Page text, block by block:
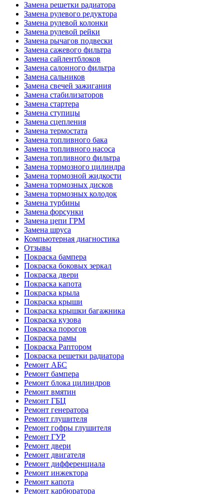
Замена решетки радиатора
Замена рулевого редуктора
Замена рулевой колонки
Замена рулевой рейки
Замена рычагов подвески
Замена сажевого фильтра
Замена сайлентблоков
Замена салонного фильтра
Замена сальников
Замена свечей зажигания
Замена стабилизаторов
Замена стартера
Замена ступицы
Замена сцепления
Замена термостата
Замена топливного бака
Замена топливного насоса
Замена топливного фильтра
Замена тормозного цилиндра
Замена тормозной жидкости
Замена тормозных дисков
Замена тормозных колодок
Замена турбины
Замена форсунки
Замена цепи ГРМ
Замена шруса
Компьютерная диагностика
Отзывы
Покраска бампера
Покраска боковых зеркал
Покраска двери
Покраска капота
Покраска крыла
Покраска крыши
Покраска крышки багажника
Покраска кузова
Покраска порогов
Покраска рамы
Покраска Раптором
Покраска решетки радиатора
Ремонт АБС
Ремонт бампера
Ремонт блока цилиндров
Ремонт вмятин
Ремонт ГБЦ
Ремонт генератора
Ремонт глушителя
Ремонт гофры глушителя
Ремонт ГУР
Ремонт двери
Ремонт двигателя
Ремонт дифференциала
Ремонт инжектора
Ремонт капота
Ремонт карбюратора